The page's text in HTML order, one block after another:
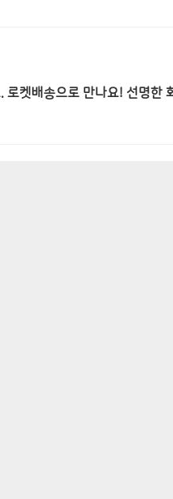
켓배송으로 만나요! 선명한